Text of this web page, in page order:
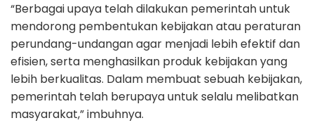
“Berbagai upaya telah dilakukan pemerintah untuk
mendorong pembentukan kebijakan atau peraturan
perundang-undangan agar menjadi lebih efektif dan
efisien, serta menghasilkan produk kebijakan yang
lebih berkualitas. Dalam membuat sebuah kebijakan,
pemerintah telah berupaya untuk selalu melibatkan
masyarakat,” imbuhnya.